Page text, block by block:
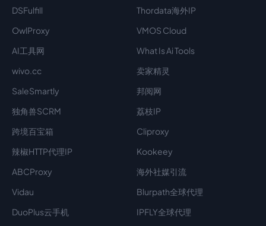
DSFulfill
Thordata海外IP
OwlProxy
VMOS Cloud
AI工具网
What Is Ai Tools
wivo.cc
卖家精灵
SaleSmartly
邦阅网
独角兽SCRM
荔枝IP
跨境百宝箱
Cliproxy
辣椒HTTP代理IP
Kookeey
ABCProxy
海外社媒引流
Vidau
Blurpath全球代理
DuoPlus云手机
IPFLY全球代理